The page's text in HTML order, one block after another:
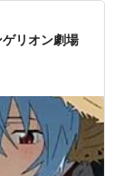
リオン劇場